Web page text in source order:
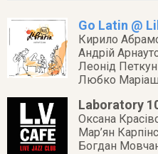
Go Latin @
Кирило
Андрій
Леонід
Любко Маріаш
Laboratory
Оксана
Мар’ян
Богдан